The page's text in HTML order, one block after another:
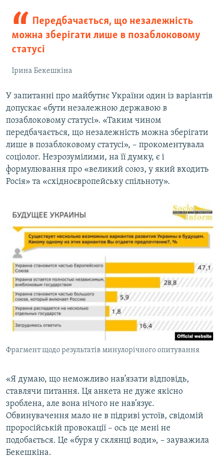
Передбачається, що незалежність
можна зберігати лише в позаблоковому
статусі
Ірина Бекешкіна
У запитанні про майбутнє України один із варіантів
допускає «бути незалежною державою в
позаблоковому статусі». «Таким чином
передбачається, що незалежність можна зберігати
лише в позаблоковому статусі», – прокоментувала
соціолог. Незрозумілими, на її думку, є і
формулювання про «великий союз, у який входить
Росія» та «східноєвропейську спільноту».
Фрагмент щодо результатів минулорічного опитування
«Я думаю, що неможливо нав’язати відповідь,
ставлячи питання. Ця анкета не дуже якісно
зроблена, але вона нічого не нав’язує.
Обвинувачення мало не в підриві устоїв, свідомій
проросійській провокації – ось це мені не
подобається. Це «буря у склянці води», – зауважила
Бекешкіна.